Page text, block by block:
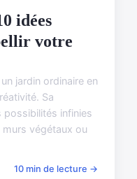
idées
votre
jardin ordinaire en
Sa
infinies
végétaux ou
10 min de lecture →